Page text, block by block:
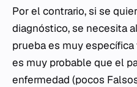
Por el contrario, si se
diagnóstico, se necesita
prueba es muy
es muy probable que el
enfermedad (pocos